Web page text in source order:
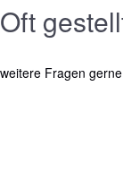
Oft
weitere Fragen